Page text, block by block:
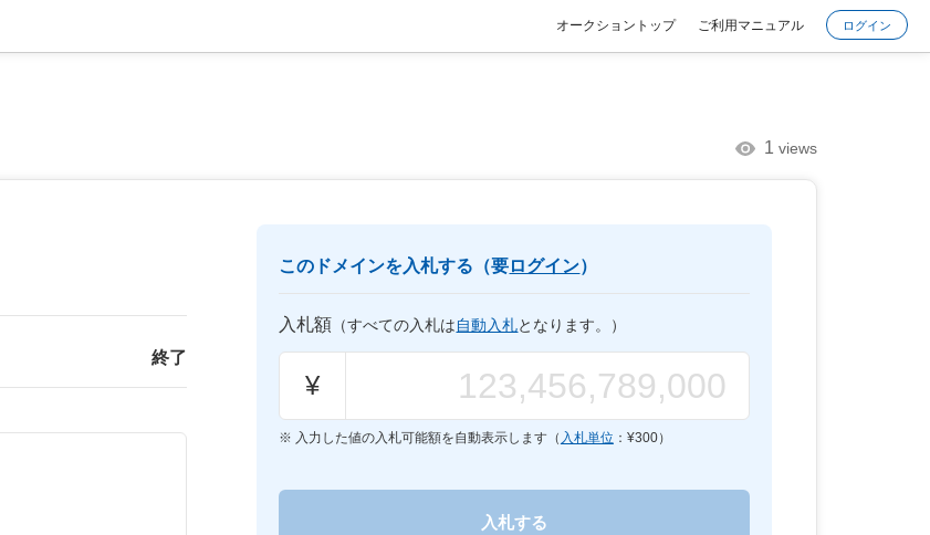
オークショントップ ご利用マニュアル ログイン
1 views
終了
このドメインを入札する（要ログイン）
入札額 （すべての入札は自動入札となります。）
¥
入力した値の入札可能額を自動表示します（ 入札単位 ：¥300）